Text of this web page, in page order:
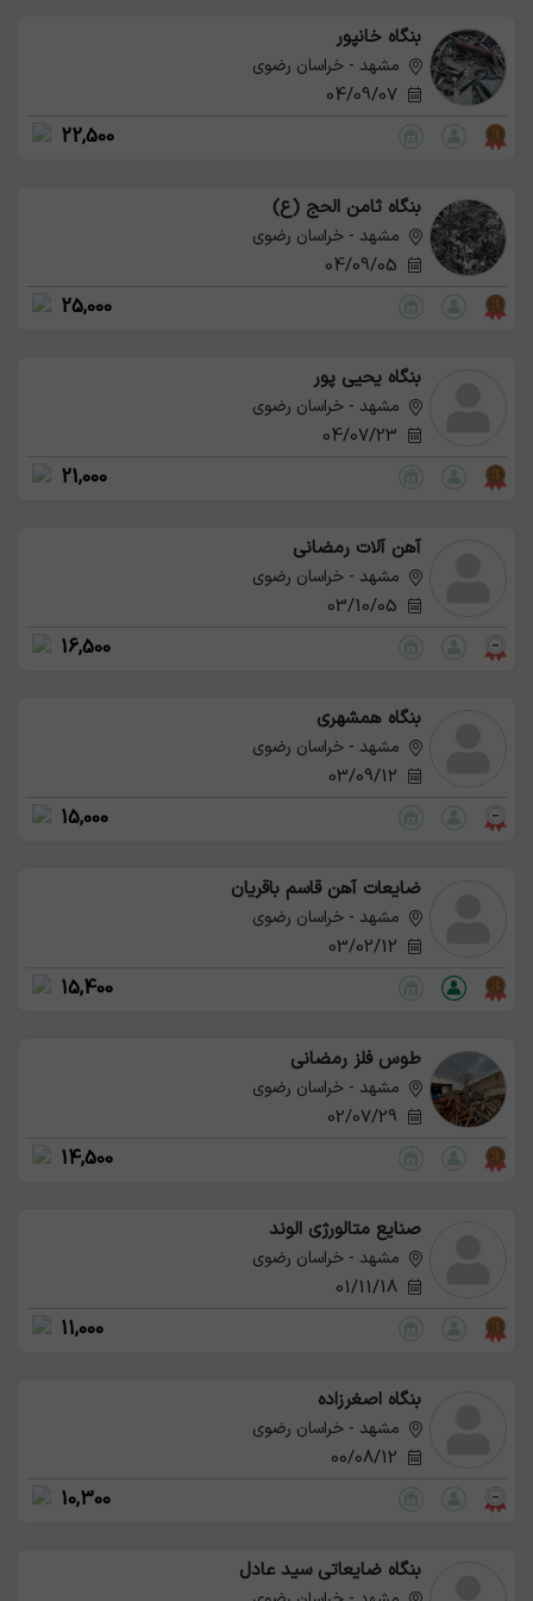
بنگاه خانپور
مشهد - خراسان رضوی
04/09/07
22,500
بنگاه ثامن الحج (ع)
مشهد - خراسان رضوی
25,000
بنگاه یحیی پور
مشهد - خراسان رضوی
21,000
آهن آلات رمضانی
مشهد - خراسان رضوی
16,500
بنگاه همشهری
مشهد - خراسان رضوی
15,000
ضایعات آهن قاسم باقریان
مشهد - خراسان رضوی
15,400
طوس فلز رمضانی
مشهد - خراسان رضوی
14,500
صنایع متالورژی الوند
مشهد - خراسان رضوی
01/11/18
11,000
بنگاه اصغرزاده
مشهد - خراسان رضوی
10,300
بنگاه ضایعاتی سید عادل